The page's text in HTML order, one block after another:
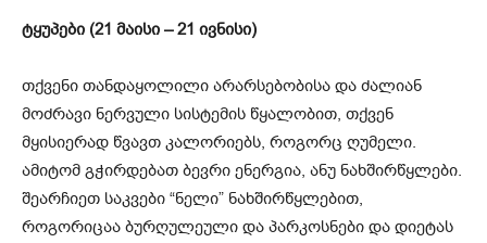
ტყუპები (21 მაისი – 21 ივნისი)
თქვენი თანდაყოლილი არარსებობისა და ძალიან
მოძრავი ნერვული სისტემის წყალობით, თქვენ
მყისიერად წვავთ კალორიებს, როგორც ღუმელი.
ამიტომ გჭირდებათ ბევრი ენერგია, ანუ ნახშირწყლები.
შეარჩიეთ საკვები “ნელი” ნახშირწყლებით,
როგორიცაა ბურღულეული და პარკოსნები და დიეტას